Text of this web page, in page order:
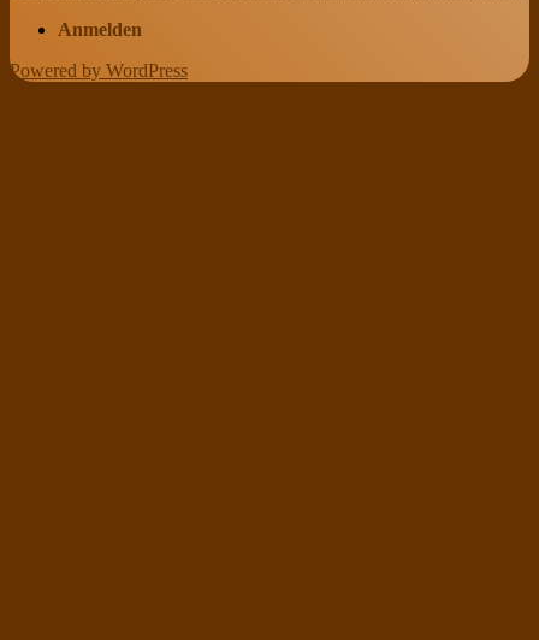
Anmelden
Powered by WordPress